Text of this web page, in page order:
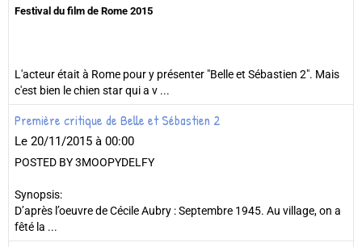
Festival du film de Rome 2015
L'acteur était à Rome pour y présenter "Belle et Sébastien 2". Mais
c'est bien le chien star qui a v ...
Première critique de Belle et Sébastien 2
Le 20/11/2015 à 00:00
POSTED BY 3MOOPYDELFY
Synopsis:
D’après l’oeuvre de Cécile Aubry : Septembre 1945. Au village, on a
fêté la ...